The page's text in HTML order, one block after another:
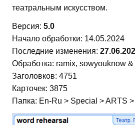
театральным искусством.
Версия: 5.0
Начало обработки: 14.05.2024
Последние изменения:
Обработка: ramix, sowyouknow &
Заголовков: 4751
Карточек: 3875
Папка: En-Ru > Special > ARTS